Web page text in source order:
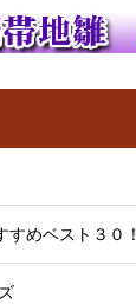
めベスト３０！